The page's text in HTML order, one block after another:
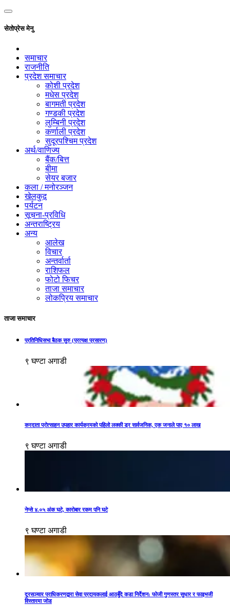
सेतोप्रेस मेनु
समाचार
राजनीति
प्रदेश समाचार
कोशी प्रदेश
मधेस प्रदेश
बागमती प्रदेश
गण्डकी प्रदेश
लुम्बिनी प्रदेश
कर्णाली प्रदेश
सुदूरपश्चिम प्रदेश
अर्थ/वाणिज्य
बैंक/बित्त
बीमा
सेयर बजार
कला / मनोरञ्जन
खेलकुद़़
पर्यटन
सूचना-प्रविधि
अन्तराष्ट्रिय
अन्य
आलेख
विचार
अन्तर्वार्ता
राशिफल
फोटो फिचर
ताजा समाचार
लोकप्रिय समाचार
ताजा समाचार
प्रतिनिधिसभा बैठक सुरु (प्रत्यक्ष प्रसारण)
९ घण्टा अगाडी
करदाता प्रोत्साहन उपहार कार्यक्रमको पहिलो लक्की ड्र सार्वजनिक, एक जनाले पाए १० लाख
९ घण्टा अगाडी
नेप्से ४.०५ अंक घटे, कारोबार रकम पनि घटे
९ घण्टा अगाडी
दूरसञ्चार प्राधिकरणद्वारा सेवा प्रदायकलाई आठबुँदे कडा निर्देशन: फोजी गुणस्तर सुधार र फाइभजी
विस्तारमा जोड